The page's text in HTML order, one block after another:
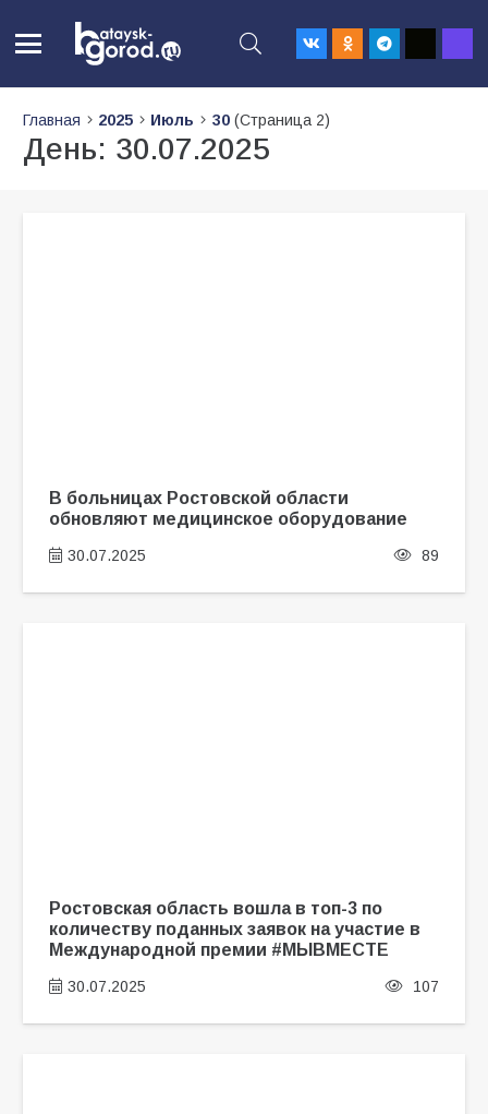
Главная 2025 Июль 30(Страница 2)
День: 30.07.2025
В больницах Ростовской области
обновляют медицинское оборудование
30.07.2025 89
Ростовская область вошла в топ-3 по
количеству поданных заявок на участие в
Международной премии #МЫВМЕСТЕ
30.07.2025 107